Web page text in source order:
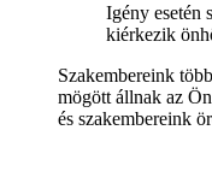
Igény esetén
kiérkezik
Szakembereink
mögött állnak az
és szakembereink